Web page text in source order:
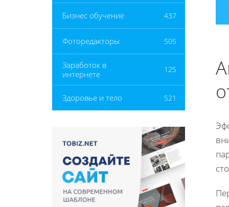
Бизнес обучение 437
Фоторедакторы 505
Заработок в
интернете
125
Здоровье и тело 521